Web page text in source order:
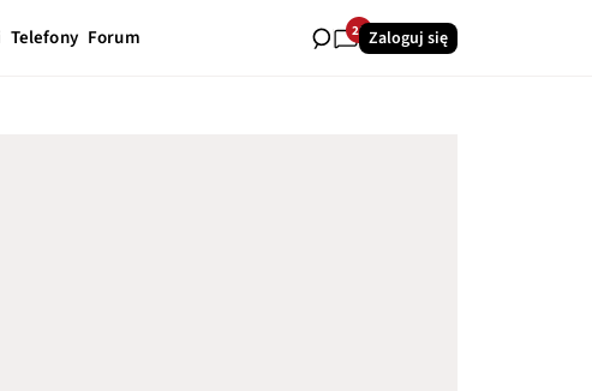
Telefony Forum 21Zaloguj się